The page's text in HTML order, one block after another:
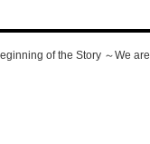
of the Story ～We are